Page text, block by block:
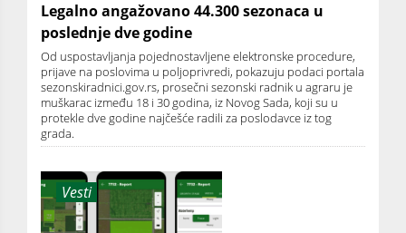
Legalno angažovano 44.300 sezonaca u
poslednje dve godine
Od uspostavljanja pojednostavljene elektronske procedure,
prijave na poslovima u poljoprivredi, pokazuju podaci portala
sezonskiradnici.gov.rs, prosečni sezonski radnik u agraru je
muškarac između 18 i 30 godina, iz Novog Sada, koji su u
protekle dve godine najčešće radili za poslodavce iz tog
grada.
Vesti